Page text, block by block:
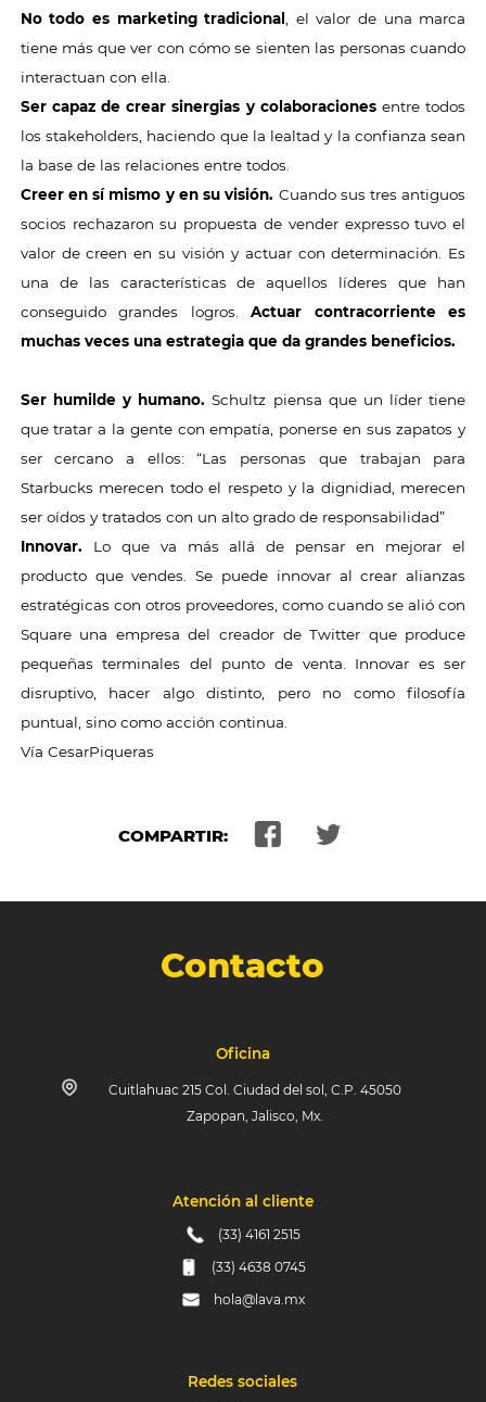
No todo es marketing tradicional
, el valor de una marca
tiene más que ver con cómo se sienten las personas cuando
interactuan con ella.
Ser capaz de crear sinergias y colaboracionesentre todos
los stakeholders, haciendo que la lealtad y la confianza sean
la base de las relaciones entre todos.
Creer en sí mismo y en su visión. Cuando sus tres antiguos
socios rechazaron su propuesta de vender expresso tuvo el
valor de creen en su visión y actuar con determinación. Es
una de las características de aquellos líderes que han
conseguido grandes logros.Actuar contracorriente es
muchas veces una estrategia que da grandes beneficios.
Ser humilde y humano. Schultz piensa que un líder tiene
que tratar a la gente con empatía, ponerse en sus zapatos y
ser cercano a ellos: “Las personas que trabajan para
Starbucks merecen todo el respeto y la dignidiad, merecen
ser oídos y tratados con un alto grado de responsabilidad”
Innovar. Lo que va más allá de pensar en mejorar el
producto que vendes. Se puede innovar al crear alianzas
estratégicas con otros proveedores, como cuando se alió con
Square una empresa del creador de Twitter que produce
pequeñas terminales del punto de venta. Innovar es ser
disruptivo, hacer algo distinto, pero no como filosofía
puntual, sino como acción continua.
Vía CesarPiqueras
COMPARTIR:
Contacto
Oficina
Cuitlahuac 215 Col. Ciudad del sol, C.P. 45050
Zapopan, Jalisco, Mx.
Atención al cliente
(33) 4161 2515
(33) 4638 0745
hola@lava.mx
Redes sociales